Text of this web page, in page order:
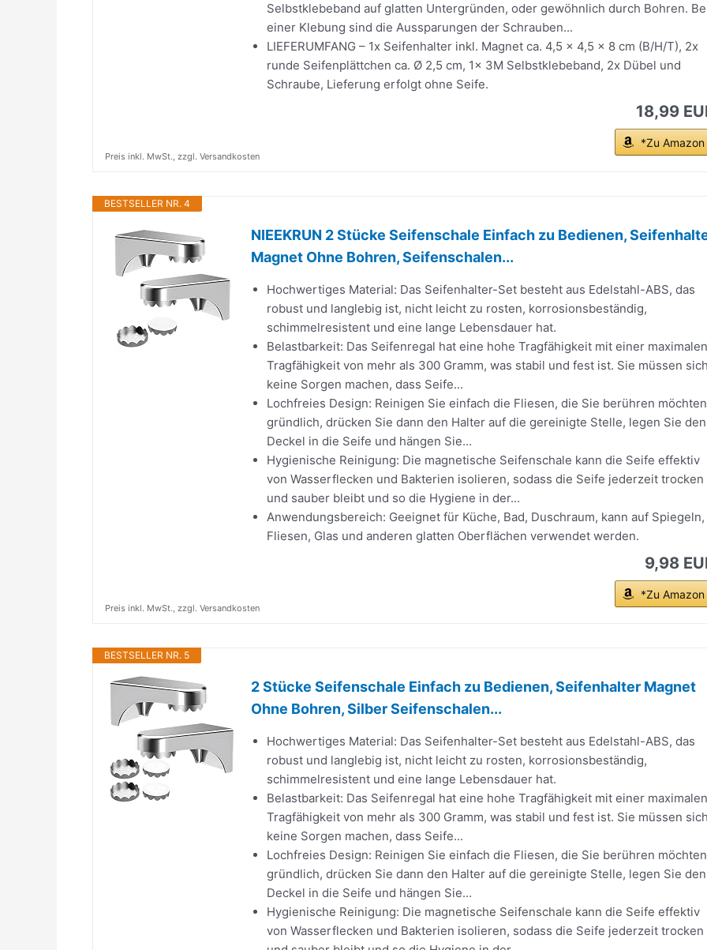
Selbstklebeband auf glatten Untergründen, oder gewöhnlich durch Bohren.
einer Klebung sind die Aussparungen der Schrauben...
LIEFERUMFANG – 1x Seifenhalter inkl. Magnet ca. 4,5 x 4,5 x 8 cm (B/H/T), 2x
runde Seifenplättchen ca. Ø 2,5 cm, 1x 3M Selbstklebeband, 2x Dübel und
Schraube, Lieferung erfolgt ohne Seife.
18,99
*Zu Amazon
Preis inkl. MwSt., zzgl. Versandkosten
BESTSELLER NR. 4
NIEEKRUN 2 Stücke Seifenschale Einfach zu Bedienen,
Magnet Ohne Bohren, Seifenschalen...
Hochwertiges Material: Das Seifenhalter-Set besteht aus Edelstahl-ABS, das
robust und langlebig ist, nicht leicht zu rosten, korrosionsbeständig,
schimmelresistent und eine lange Lebensdauer hat.
Belastbarkeit: Das Seifenregal hat eine hohe Tragfähigkeit mit einer maximalen
Tragfähigkeit von mehr als 300 Gramm, was stabil und fest ist. Sie müssen
keine Sorgen machen, dass Seife...
Lochfreies Design: Reinigen Sie einfach die Fliesen, die Sie berühren
gründlich, drücken Sie dann den Halter auf die gereinigte Stelle, legen Sie den
Deckel in die Seife und hängen Sie...
Hygienische Reinigung: Die magnetische Seifenschale kann die Seife effektiv
von Wasserflecken und Bakterien isolieren, sodass die Seife jederzeit trocken
und sauber bleibt und so die Hygiene in der...
Anwendungsbereich: Geeignet für Küche, Bad, Duschraum, kann auf Spiegeln,
Fliesen, Glas und anderen glatten Oberflächen verwendet werden.
9,98
*Zu Amazon
Preis inkl. MwSt., zzgl. Versandkosten
BESTSELLER NR. 5
2 Stücke Seifenschale Einfach zu Bedienen, Seifenhalter Magnet
Ohne Bohren, Silber Seifenschalen...
Hochwertiges Material: Das Seifenhalter-Set besteht aus Edelstahl-ABS, das
robust und langlebig ist, nicht leicht zu rosten, korrosionsbeständig,
schimmelresistent und eine lange Lebensdauer hat.
Belastbarkeit: Das Seifenregal hat eine hohe Tragfähigkeit mit einer maximalen
Tragfähigkeit von mehr als 300 Gramm, was stabil und fest ist. Sie müssen
keine Sorgen machen, dass Seife...
Lochfreies Design: Reinigen Sie einfach die Fliesen, die Sie berühren
gründlich, drücken Sie dann den Halter auf die gereinigte Stelle, legen Sie den
Deckel in die Seife und hängen Sie...
Hygienische Reinigung: Die magnetische Seifenschale kann die Seife effektiv
von Wasserflecken und Bakterien isolieren, sodass die Seife jederzeit trocken